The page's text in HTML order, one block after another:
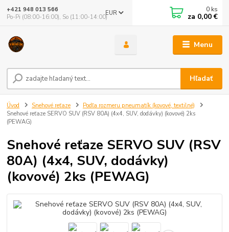
Menu
EUR
Hľadať
+421 948 013 566
Po-Pi (08:00-16:00), So (11:00-14:00)
0 ks
za 0,00 €
Úvod Snehové reťaze
Podľa rozmeru pneumatík (kovové, textilné)
Snehové reťaze SERVO SUV (RSV 80A) (4x4, SUV, dodávky) (kovové) 2ks
(PEWAG)
Snehové reťaze SERVO SUV (RSV
80A) (4x4, SUV, dodávky)
(kovové) 2ks (PEWAG)